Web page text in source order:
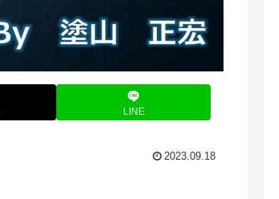
LINE
2023.09.18